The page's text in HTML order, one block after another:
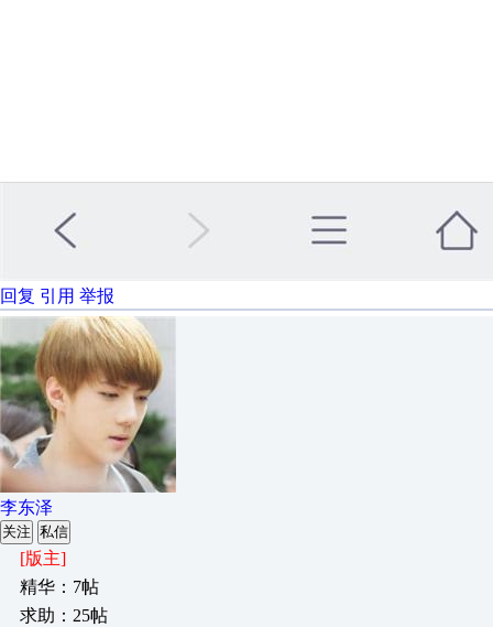
回复 引用 举报
李东泽
关注 私信
[版主]
精华：7帖
求助：25帖